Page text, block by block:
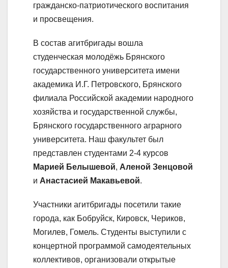
гражданско-патриотического воспитания
и просвещения.
В состав агитбригады вошла
студенческая молодёжь Брянского
государственного университета имени
академика И.Г. Петровского, Брянского
филиала Российской академии народного
хозяйства и государственной службы,
Брянского государственного аграрного
университета. Наш факультет был
представлен студентами 2-4 курсов
Марией Белышевой, Аленой Зенцовой
и Анастасией Макавьевой.
Участники агитбригады посетили такие
города, как Бобруйск, Кировск, Чериков,
Могилев, Гомель. Студенты выступили с
концертной программой самодеятельных
коллективов, организовали открытые